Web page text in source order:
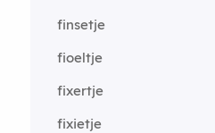
finsetje
fioeltje
fixertje
fixietje